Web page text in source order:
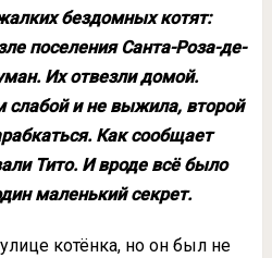
бездомных котят:
поселения Санта-Роза-де-
Их отвезли домой.
и не выжила, второй
Как сообщает
Тито. И вроде всё было
маленький секрет.
котёнка, но он был не